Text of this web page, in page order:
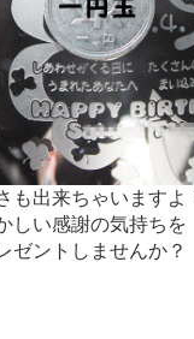
も出来ちゃいますよ
しい感謝の気持ちを
ゼントしませんか？